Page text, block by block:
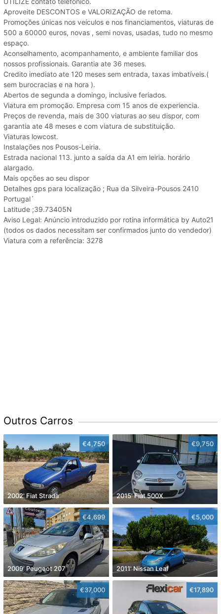
Aproveite DESCONTOS e VALORIZAÇÃO de retoma.
Promoções únicas nos veículos e nos financiamentos, viaturas de
500 a 60000 euros, novas , semi novas, usadas, tudo no mesmo
espaço.
Aconselhamento, acompanhamento, e ambiente familiar dos
nossos profissionais. Garantia ate 36 meses.
Credito imediato ate 120 meses sem entrada, taxas imbatíveis.(
sem burocracias e na hora ).
Abertos de segunda a domingo, inclusive feriados.
Viatura em promoção. Empresa com 15 anos de experiencia.
Preços de revenda, mais de 300 viaturas ao seu dispor, com
garantia ate 48 meses e com viatura de substituição.
Viaturas lowcost.
Instalações nos Pousos-Leiria.
Estrada nacional 113. junto a saída da A1 em leiria. horário
alargado.
Mais opções ao seu dispor
Detalhes gps para localização ; Rua da Silveira-Pousos 2410
Portugal´
Latitude ;39.73405N
Aviso Legal: Anúncio introduzido por rotina informática by Auto21
(todos os dados necessitam ser confirmados junto do vendedor)
Viatura com a referência: 3278
Outros Carros
€4,750
2002' Fiat Strada
€9,750
2015' Fiat 500X
€4,699
2009' Peugeot 207
€5,000
2011' Nissan Leaf
€37,000 €17,890